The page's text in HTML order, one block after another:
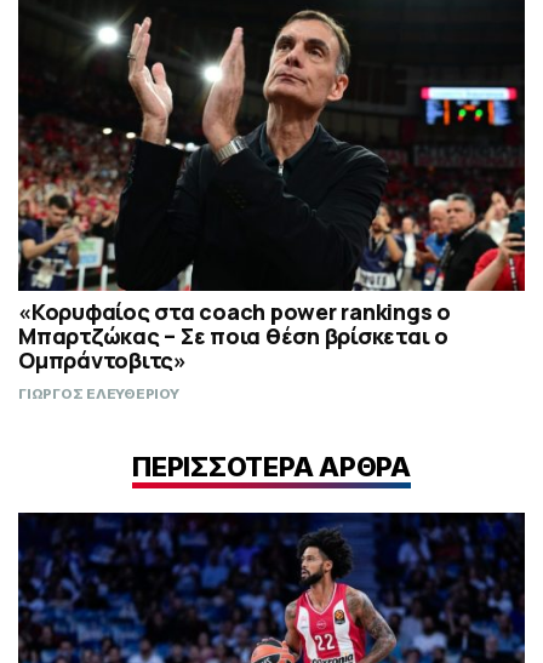
«Κορυφαίος στα coach power rankings ο
Μπαρτζώκας – Σε ποια θέση βρίσκεται ο
Ομπράντοβιτς»
ΓΙΩΡΓΟΣ ΕΛΕΥΘΕΡΙΟΥ
ΠΕΡΙΣΣΟΤΕΡΑ ΑΡΘΡΑ